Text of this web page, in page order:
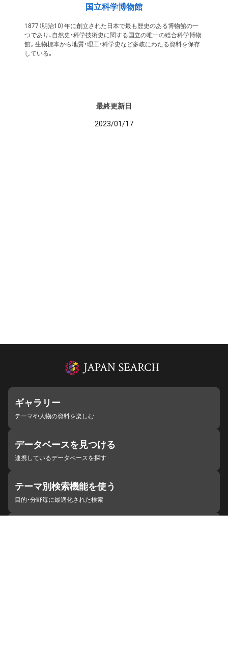
国立科学博物館
1877（明治10）年に創立された日本で最も歴史のある博物館の一
つであり、自然史・科学技術史に関する国立の唯一の総合科学博物
館。生物標本から地質・理工・科学史など多岐にわたる資料を保存
している。
最終更新日
2023/01/17
ギャラリー
テーマや人物の資料を楽しむ
データベースを見つける
連携しているデータベースを探す
テーマ別検索機能を使う
目的・分野毎に最適化された検索